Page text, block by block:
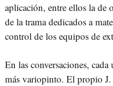
aplicación, entre ellos la de
de la trama dedicados a
control de los equipos de
En las conversaciones,
más variopinto. El propio